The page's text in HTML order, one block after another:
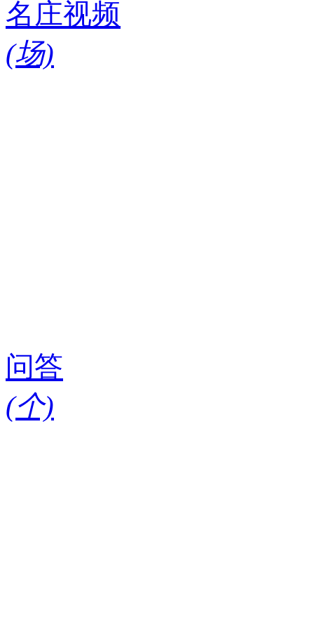
名庄视频
(场)
问答
(个)